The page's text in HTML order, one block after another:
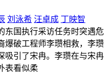
刘泳希 汪卓成 丁映智
国执行采访任务时突遇危
爆破工程师李瓒相救，李瓒
吸引了宋冉。李瓒在与宋冉
表看似柔